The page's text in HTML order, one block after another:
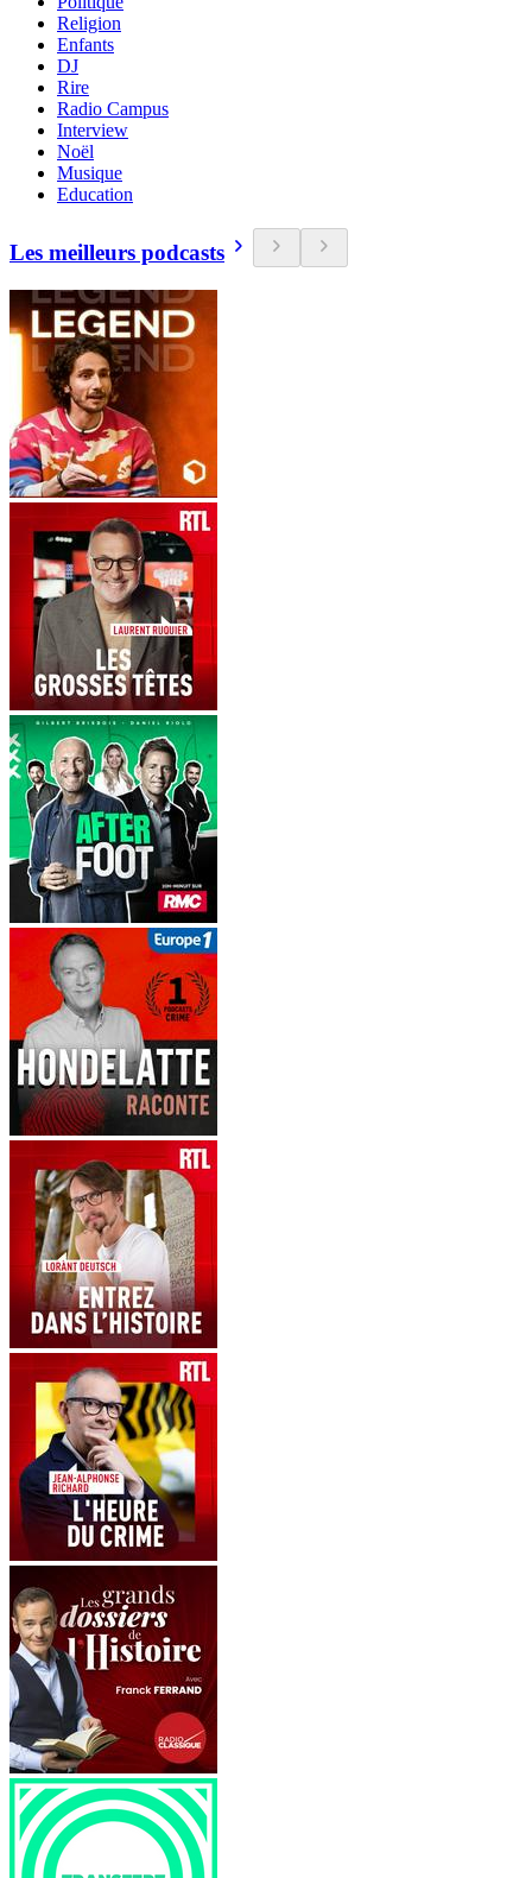
Religion
Enfants
DJ
Rire
Radio Campus
Interview
Noël
Musique
Education
Les meilleurs podcasts